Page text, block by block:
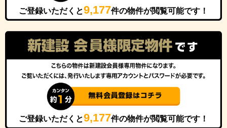
ご登録いただくと9,177件の物件が閲覧可能です！
ご登録いただくと9,177件の物件が閲覧可能です！